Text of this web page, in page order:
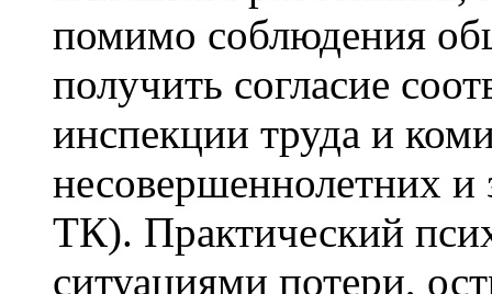
помимо соблюдения
получить согласие
инспекции труда и
несовершеннолетних и
ТК). Практический
ситуациями потери,